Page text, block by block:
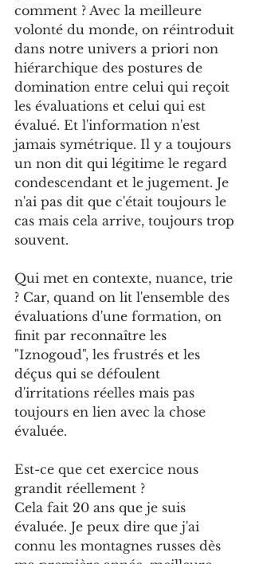
comment ? Avec la meilleure
volonté du monde, on réintroduit
dans notre univers a priori non
hiérarchique des postures de
domination entre celui qui reçoit
les évaluations et celui qui est
évalué. Et l'information n'est
jamais symétrique. Il y a toujours
un non dit qui légitime le regard
condescendant et le jugement. Je
n'ai pas dit que c'était toujours le
cas mais cela arrive, toujours trop
souvent.
Qui met en contexte, nuance, trie
? Car, quand on lit l'ensemble des
évaluations d'une formation, on
finit par reconnaître les
"Iznogoud", les frustrés et les
déçus qui se défoulent
d'irritations réelles mais pas
toujours en lien avec la chose
évaluée.
Est-ce que cet exercice nous
grandit réellement ?
Cela fait 20 ans que je suis
évaluée. Je peux dire que j'ai
connu les montagnes russes dès